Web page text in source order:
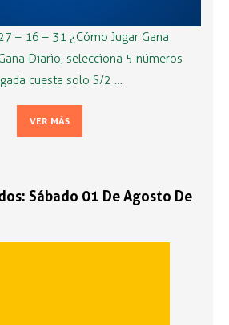
– 16 – 31 ¿Cómo Jugar Gana
Diario, selecciona 5 números
cuesta solo S/2 …
VER MÁS
Sábado 01 De Agosto De